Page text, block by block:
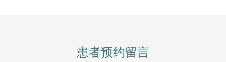
患者预约留言